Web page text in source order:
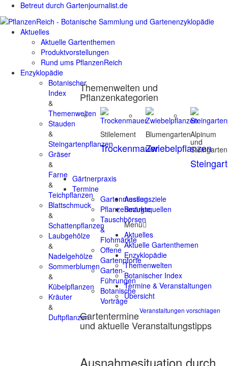
Betreut durch Gartenjournalist.de
Aktuelles
Aktuelle Gartenthemen
Produktvorstellungen
Rund ums PflanzenReich
Enzyklopädie
Botanischer
Index
&
Themenwelten
Stauden
&
Steingartenpflanzen
Gräser
&
Farne
&
Teichpflanzen
Blattschmuck
&
Schattenpflanzen
Laubgehölze
&
Nadelgehölze
Sommerblumen
&
Kübelpflanzen
Kräuter
&
Duftpflanzen
Themenwelten und
Pflanzenkategorien
Stilelement
Trockenmauer
Blumengarten
Zwiebelpflanzen
Alpinum
und
Steingarten
Gärtnerpraxis
Termine
Gartenmessen
Pflanzenmärkte
Tauschbörsen
&
Flohmärkte
Offene
Gartenpforte
Garten-
Führungen
Botanische
Vorträge
Veranstaltungen vorschlagen
Gartentermine
und aktuelle Veranstaltungstipps
Ausnahmesituation durch
Ausflugsziele
Bezugsquellen
Menü
Aktuelles
Aktuelle Gartenthemen
Enzyklopädie
Themenwelten
Botanischer Index
Termine & Veranstaltungen
Übersicht